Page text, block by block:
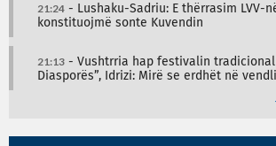
21:24 - Lushaku-Sadriu: E thërrasim LVV-
konstituojmë sonte Kuvendin
21:13 - Vushtrria hap festivalin tradicional
Diasporës”, Idrizi: Mirë se erdhët në